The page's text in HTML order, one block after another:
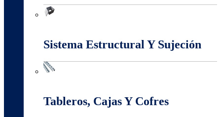
Sistema Estructural Y Sujeción
Tableros, Cajas Y Cofres